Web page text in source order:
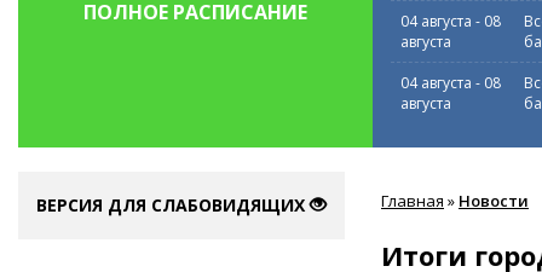
ПОЛНОЕ РАСПИСАНИЕ
04 августа - 08
августа
04 августа - 08
августа
ВЕРСИЯ ДЛЯ СЛАБОВИДЯЩИХ здесь
Главная » Новости
Итоги